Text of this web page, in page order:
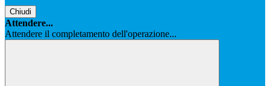
Chiudi
Attendere...
Attendere il completamento dell'operazione...